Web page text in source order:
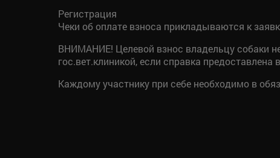
Регистрация
Чеки об оплате взноса прикладываются к
ВНИМАНИЕ! Целевой взнос владельцу собаки
гос.вет.клиникой, если справка
Каждому участнику при себе необходимо в